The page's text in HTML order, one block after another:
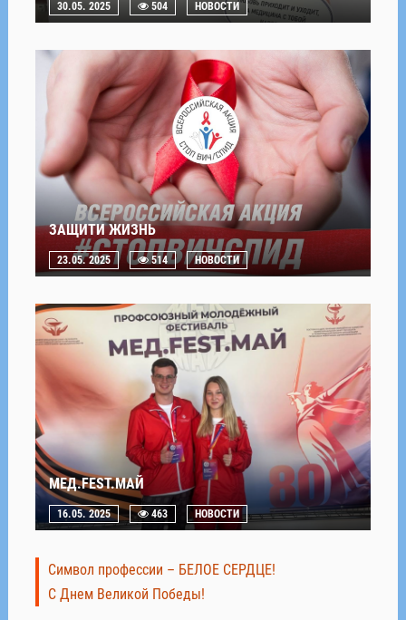
30.05. 2025 504 НОВОСТИ
ЗАЩИТИ ЖИЗНЬ
23.05. 2025 514 НОВОСТИ
МЕД.FEST.МАЙ
16.05. 2025 463 НОВОСТИ
Символ профессии – БЕЛОЕ СЕРДЦЕ!
С Днем Великой Победы!